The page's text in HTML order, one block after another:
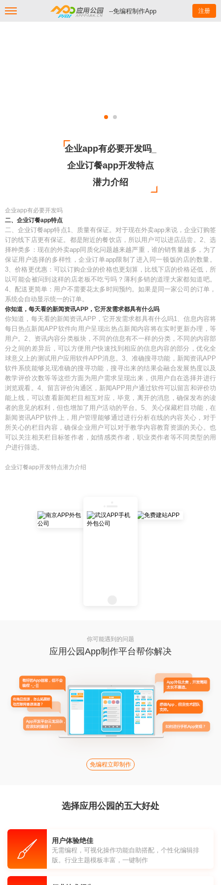
--免编程制作App 注册
企业app有必要开发吗_
企业订餐app开发特点
潜力介绍
企业app有必要开发吗
二、企业订餐app特点
二、企业订餐app特点1、质量有保证。对于现在外卖app来说，企业订购签
订的线下店更有保证。都是附近的餐饮店，所以用户可以进店品尝。2、选
择种类多：现在的外卖app同质化问题越来越严重，谁的销售量越多，为了
保证用户选择的多样性，企业订单app限制了进入同一顿饭的店的数量。
3、价格更优惠：可以订购企业的价格也更划算，比线下店的价格还低，所
以可能会被问到这样的店老板不吃亏吗？薄利多销的道理大家都知道吧。
4、配送更简单：用户不需要花太多时间预约。如果是同一家公司的订单，
系统会自动显示统一的订单。
你知道，每天看的新闻资讯APP，它开发需求都具有什么吗
你知道，每天看的新闻资讯APP，它开发需求都具有什么吗1、信息内容将
每日热点新闻APP软件向用户呈现出热点新闻内容将在实时更新办理，等
用户。2、资讯内容分类板块，不同的信息有不一样的分类，不同的内容部
分之间的差异后，可以方便用户快速找到相应的信息内容的部分，优化全
球意义上的测试用户应用软件APP消息。3、准确搜寻功能，新闻资讯APP
软件系统能够兑现准确的搜寻功能，搜寻出来的结果会融合发展热度以及
教学评价次数等等这些方面为用户需求呈现出来，供用户自在选择并进行
浏览观看。4、留言评价沟通区，新闻APP用户通过软件可以留言和评价功
能上线，可以查看新闻栏目相互对应，毕竟，离开的消息，确保发布的读
者的意见的权利，但也增加了用户活动的平台。5、关心保藏栏目功能，在
新闻资讯APP软件上，用户管理能够通过进行分析在线的内容关心，对于
所关心的栏目内容，确保企业用户可以对于教学内容教育资源的关心。也
可以关注相关栏目标签作者，如情感类作者，职业类作者等不同类型的用
户进行筛选。
企业订餐app开发特点潜力介绍
你可能遇到的问题
应用公园App制作平台帮你解决
免编程立即制作
选择应用公园的五大好处
用户体验绝佳
无需编程，可视化操作功能自助搭配，个性化编辑排
版。行业主题模板丰富，一键制作